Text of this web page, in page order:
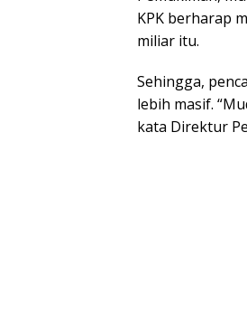
KPK berharap
miliar itu.
Sehingga,
lebih masif.
kata Direktur